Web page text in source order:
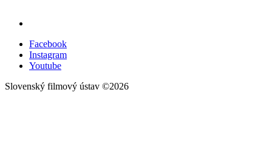
Facebook
Instagram
Youtube
Slovenský filmový ústav ©2026